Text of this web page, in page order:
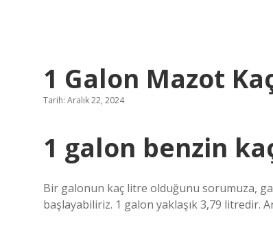
1 Galon Mazot
Tarih: Aralık 22, 2024
1 galon benzin
Bir galonun kaç litre olduğunu sorumuza,
başlayabiliriz. 1 galon yaklaşık 3,79 litredir.